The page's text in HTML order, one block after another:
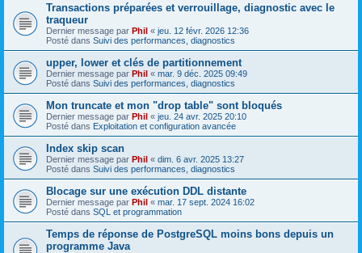
Transactions préparées et verrouillage, diagnostic avec le
traqueur
Dernier message par Phil « jeu. 12 févr. 2026 12:36
Posté dans Suivi des performances, diagnostics
upper, lower et clés de partitionnement
Dernier message par Phil « mar. 9 déc. 2025 09:49
Posté dans Suivi des performances, diagnostics
Mon truncate et mon "drop table" sont bloqués
Dernier message par Phil « jeu. 24 avr. 2025 20:10
Posté dans Exploitation et configuration avancée
Index skip scan
Dernier message par Phil « dim. 6 avr. 2025 13:27
Posté dans Suivi des performances, diagnostics
Blocage sur une exécution DDL distante
Dernier message par Phil « mar. 17 sept. 2024 16:02
Posté dans SQL et programmation
Temps de réponse de PostgreSQL moins bons depuis un
programme Java